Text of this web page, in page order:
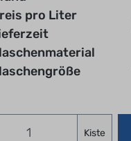
pro Liter
Kiste